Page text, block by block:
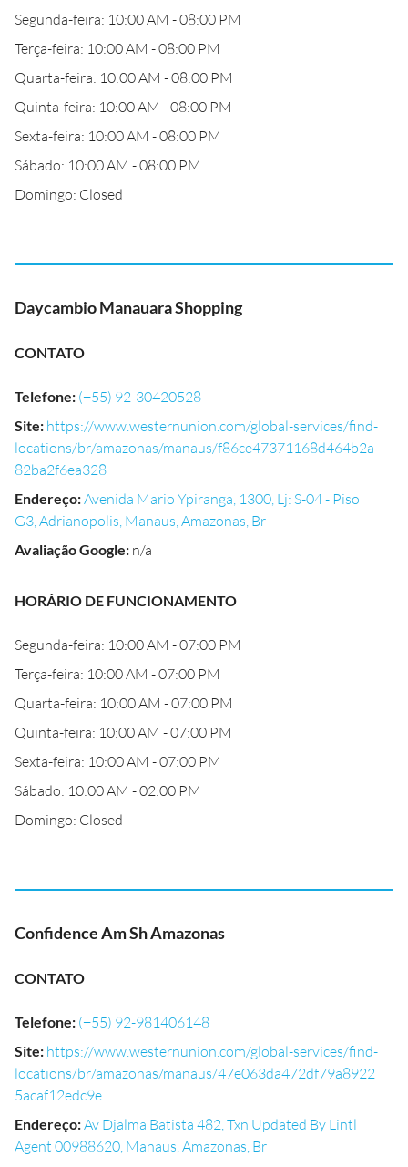
Segunda-feira: 10:00 AM - 08:00 PM
Terça-feira: 10:00 AM - 08:00 PM
Quarta-feira: 10:00 AM - 08:00 PM
Quinta-feira: 10:00 AM - 08:00 PM
Sexta-feira: 10:00 AM - 08:00 PM
Sábado: 10:00 AM - 08:00 PM
Domingo: Closed
Daycambio Manauara Shopping
CONTATO
Telefone: (+55) 92-30420528
Site: https://www.westernunion.com/global-services/find-
locations/br/amazonas/manaus/f86ce47371168d464b2a
82ba2f6ea328
Endereço:Avenida Mario Ypiranga, 1300, Lj: S-04 - Piso
G3, Adrianopolis, Manaus, Amazonas, Br
Avaliação Google: n/a
HORÁRIO DE FUNCIONAMENTO
Segunda-feira: 10:00 AM - 07:00 PM
Terça-feira: 10:00 AM - 07:00 PM
Quarta-feira: 10:00 AM - 07:00 PM
Quinta-feira: 10:00 AM - 07:00 PM
Sexta-feira: 10:00 AM - 07:00 PM
Sábado: 10:00 AM - 02:00 PM
Domingo: Closed
Confidence Am Sh Amazonas
CONTATO
Telefone: (+55) 92-981406148
Site: https://www.westernunion.com/global-services/find-
locations/br/amazonas/manaus/47e063da472df79a8922
5acaf12edc9e
Endereço:Av Djalma Batista 482, Txn Updated By Lintl
Agent 00988620, Manaus, Amazonas, Br